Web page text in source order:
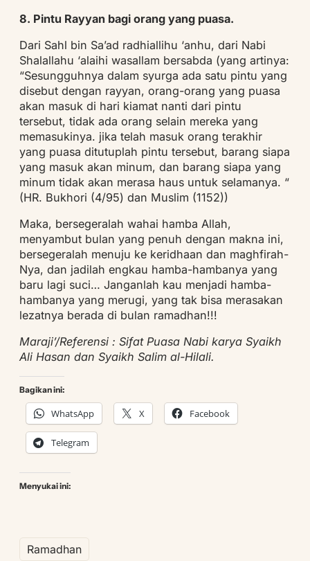
8. Pintu Rayyan bagi orang yang puasa.
Dari Sahl bin Sa’ad radhiallihu ‘anhu, dari Nabi
Shalallahu ‘alaihi wasallam bersabda (yang artinya:
“Sesungguhnya dalam syurga ada satu pintu yang
disebut dengan rayyan, orang-orang yang puasa
akan masuk di hari kiamat nanti dari pintu
tersebut, tidak ada orang selain mereka yang
memasukinya. jika telah masuk orang terakhir
yang puasa ditutuplah pintu tersebut, barang siapa
yang masuk akan minum, dan barang siapa yang
minum tidak akan merasa haus untuk selamanya. “
(HR. Bukhori (4/95) dan Muslim (1152))
Maka, bersegeralah wahai hamba Allah,
menyambut bulan yang penuh dengan makna ini,
bersegeralah menuju ke keridhaan dan maghfirah-
Nya, dan jadilah engkau hamba-hambanya yang
baru lagi suci… Janganlah kau menjadi hamba-
hambanya yang merugi, yang tak bisa merasakan
lezatnya berada di bulan ramadhan!!!
Maraji’/Referensi : Sifat Puasa Nabi karya Syaikh
Ali Hasan dan Syaikh Salim al-Hilali.
Bagikan ini:
WhatsApp X Facebook
Telegram
Menyukai ini:
Ramadhan